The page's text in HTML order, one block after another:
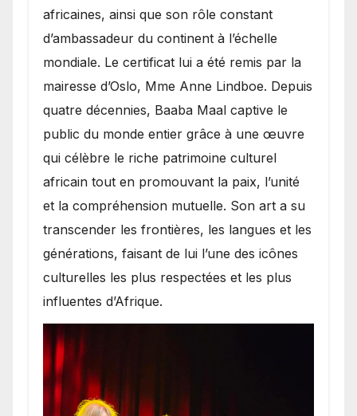
africaines, ainsi que son rôle constant
d’ambassadeur du continent à l’échelle
mondiale. Le certificat lui a été remis par la
mairesse d’Oslo, Mme Anne Lindboe. Depuis
quatre décennies, Baaba Maal captive le
public du monde entier grâce à une œuvre
qui célèbre le riche patrimoine culturel
africain tout en promouvant la paix, l’unité
et la compréhension mutuelle. Son art a su
transcender les frontières, les langues et les
générations, faisant de lui l’une des icônes
culturelles les plus respectées et les plus
influentes d’Afrique.